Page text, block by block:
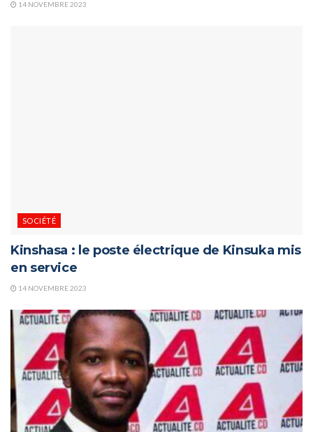
14 NOVEMBRE 2023
SOCIÉTÉ
Kinshasa : le poste électrique de Kinsuka mis
en service
14 NOVEMBRE 2023